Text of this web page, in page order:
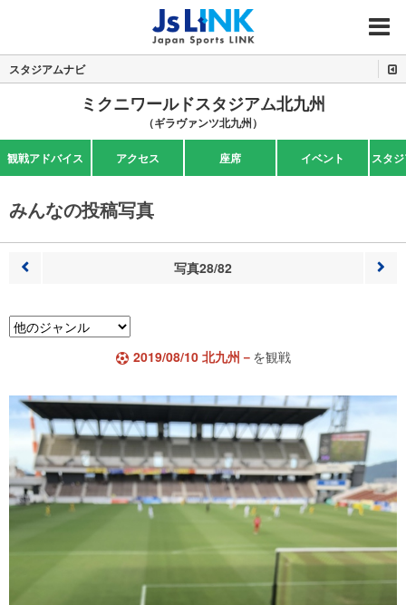
MENU
スタジアムナビ
ミクニワールドスタジアム北九州
（ギラヴァンツ北九州）
観戦アドバイス アクセス 座席 イベント スタ
みんなの投稿写真
写真28/82
2019/08/10 北九州－ を観戦